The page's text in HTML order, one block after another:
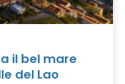
il bel mare
del Lao